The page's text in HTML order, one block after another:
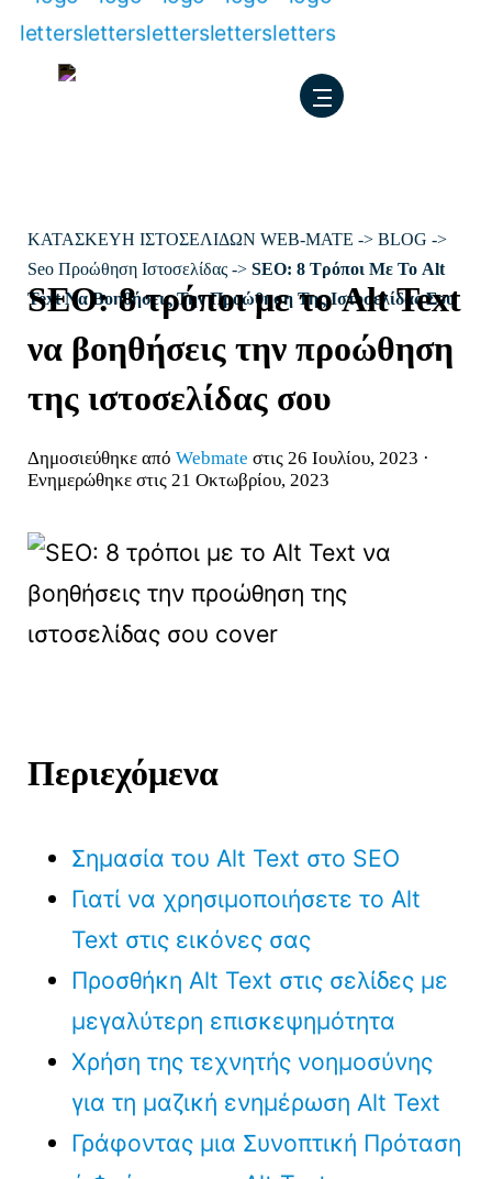
Μετάβαση
ΚΑΤΑΣΚΕΥΗ ΙΣΤΟΣΕΛΙΔΩΝ WEB-MATE ->BLOG ->
Seo Προώθηση Ιστοσελίδας ->SEO: 8 Τρόποι Με Το Alt
Text Να Βοηθήσεις Την Προώθηση Της Ιστοσελίδας Σου
SEO: 8 τρόποι με το Alt Text
να βοηθήσεις την προώθηση
της ιστοσελίδας σου
Δημοσιεύθηκε απόWebmate στις 26 Ιουλίου, 2023 ·
Ενημερώθηκε στις 21 Οκτωβρίου, 2023
Περιεχόμενα
Σημασία του Alt Text στο SEO
Γιατί να χρησιμοποιήσετε το Alt
Text στις εικόνες σας
Προσθήκη Alt Text στις σελίδες με
μεγαλύτερη επισκεψημότητα
Χρήση της τεχνητής νοημοσύνης
για τη μαζική ενημέρωση Alt Text
Γράφοντας μια Συνοπτική Πρόταση